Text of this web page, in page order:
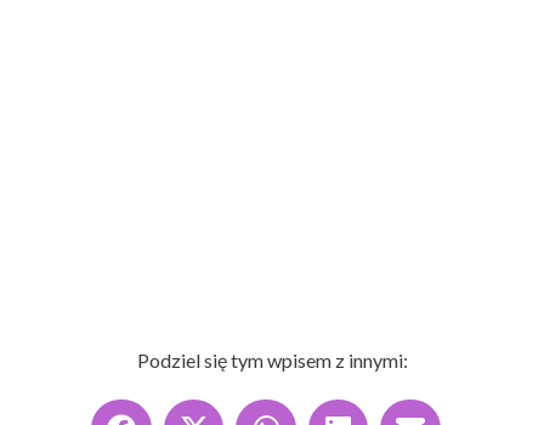
Podziel się tym wpisem z innymi: